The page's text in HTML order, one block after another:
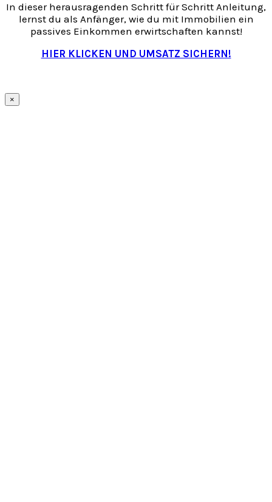
In dieser herausragenden Schritt für Schritt Anleitung,
lernst du als Anfänger, wie du mit Immobilien ein
passives Einkommen erwirtschaften kannst!
HIER KLICKEN UND UMSATZ SICHERN!
×